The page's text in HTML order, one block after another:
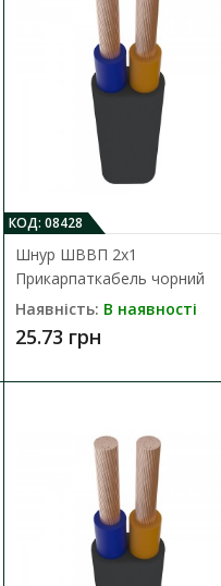
Провід марки ШВВП
побутових приладів,
32.89 грн
Шнур ШВВП 2х1,5
Наявність:
Провід марки ШВВП
32.89 грн
КОД: 08428
Шнур ШВВП 2х1
Прикарпаткабель чорний
Наявність: В наявності
25.73 грн